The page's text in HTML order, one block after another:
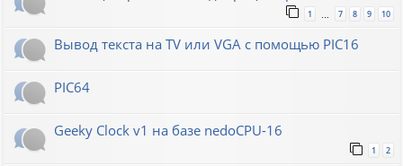
1 7 8 9 10
Вывод текста на TV или VGA с помощью PIC16
PIC64
Geeky Clock v1 на базе nedoCPU-16
1 2